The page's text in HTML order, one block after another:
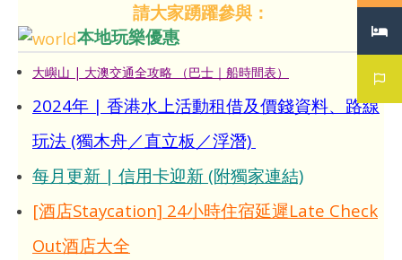
請大家踴躍參與：
本地玩樂優惠
大嶼山 | 大澳交通全攻略 （巴士｜船時間表）
2024年 | 香港水上活動租借及價錢資料、路線
玩法 (獨木舟／直立板／浮潛)
每月更新 | 信用卡迎新 (附獨家連結)
[酒店Staycation] 24小時住宿延遲Late Check
Out酒店大全